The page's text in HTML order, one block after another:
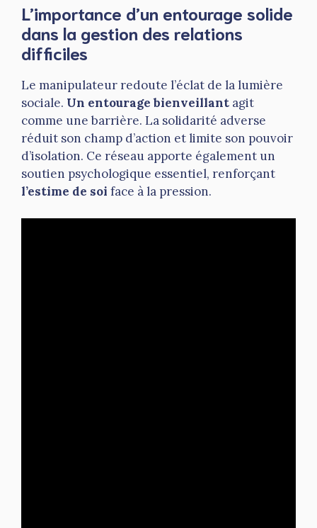
L’importance d’un entourage solide
dans la gestion des relations
difficiles
Le manipulateur redoute l’éclat de la lumière
sociale. Un entourage bienveillant agit
comme une barrière. La solidarité adverse
réduit son champ d’action et limite son pouvoir
d’isolation. Ce réseau apporte également un
soutien psychologique essentiel, renforçant
l’estime de soi face à la pression.